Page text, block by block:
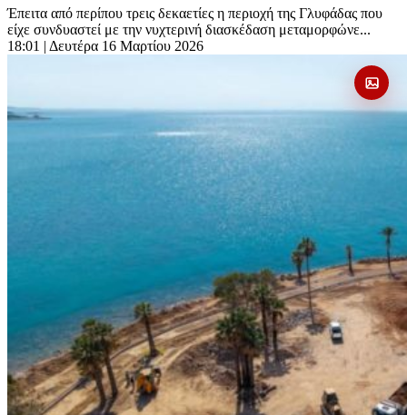
Έπειτα από περίπου τρεις δεκαετίες η περιοχή της Γλυφάδας που
είχε συνδυαστεί με την νυχτερινή διασκέδαση μεταμορφώνε...
18:01 | Δευτέρα 16 Μαρτίου 2026